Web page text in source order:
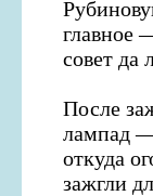
главное
совет да
После
лампад —
откуда
зажгли